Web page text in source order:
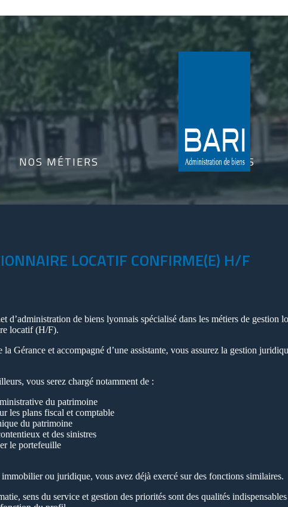
NOS MÉTIERS NOS OFFRES
LOCATIF CONFIRME(E) H/F
d’administration de biens lyonnais spécialisé dans les métiers de gestion
locatif (H/F).
la Gérance et accompagné d’une assistante, vous assurez la gestion
vous serez chargé notamment de :
du patrimoine
les plans fiscal et comptable
du patrimoine
et des sinistres
le portefeuille
ou juridique, vous avez déjà exercé sur des fonctions similaires.
sens du service et gestion des priorités sont des qualités